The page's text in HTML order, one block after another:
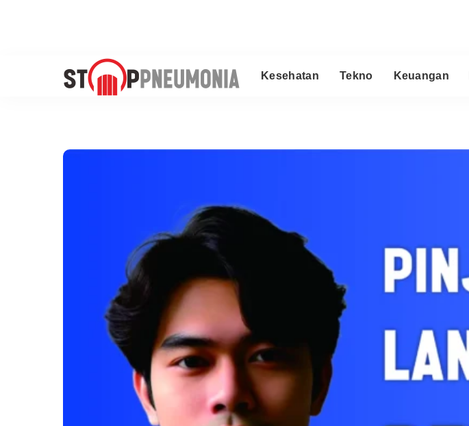
Kesehatan Tekno Keuangan